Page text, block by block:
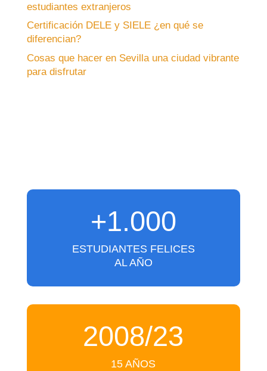
estudiantes extranjeros
Certificación DELE y SIELE ¿en qué se
diferencian?
Cosas que hacer en Sevilla una ciudad vibrante
para disfrutar
+1.000
ESTUDIANTES FELICES
AL AÑO
2008/23
15 AÑOS